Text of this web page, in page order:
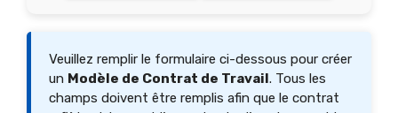
Veuillez remplir le formulaire ci-dessous pour créer
un Modèle de Contrat de Travail. Tous les
champs doivent être remplis afin que le contrat